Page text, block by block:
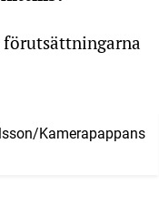
förutsättningarna
Kamerapappans